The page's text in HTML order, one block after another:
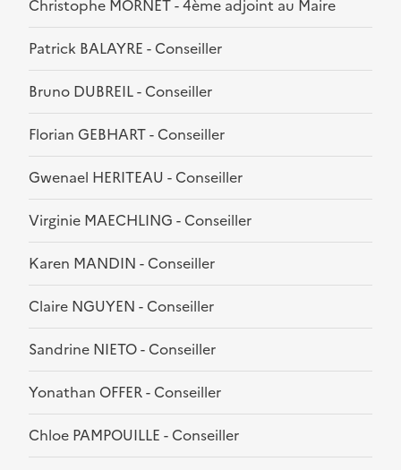
Christophe MORNET - 4ème adjoint au Maire
Patrick BALAYRE - Conseiller
Bruno DUBREIL - Conseiller
Florian GEBHART - Conseiller
Gwenael HERITEAU - Conseiller
Virginie MAECHLING - Conseiller
Karen MANDIN - Conseiller
Claire NGUYEN - Conseiller
Sandrine NIETO - Conseiller
Yonathan OFFER - Conseiller
Chloe PAMPOUILLE - Conseiller